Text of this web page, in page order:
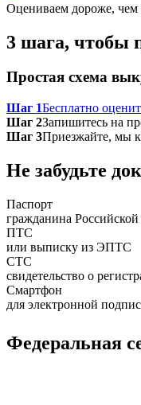
Оцениваем дороже, чем
3 шага, чтобы
Простая схема
Шаг 1Бесплатно
Шаг 2Запишитесь на
Шаг 3Приезжайте, мы
Не забудьте
Паспорт
гражданина
ПТС
или выписку из ЭПТС
СТС
свидетельство о
Смартфон
для электронной
Федеральная